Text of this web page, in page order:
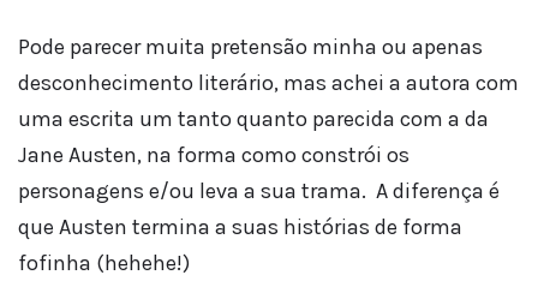
Pode parecer muita pretensão minha ou apenas
desconhecimento literário, mas achei a autora com
uma escrita um tanto quanto parecida com a da
Jane Austen, na forma como constrói os
personagens e/ou leva a sua trama. A diferença é
que Austen termina a suas histórias de forma
fofinha (hehehe!)